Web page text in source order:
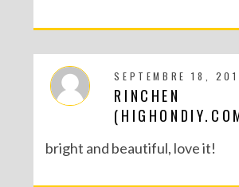
SEPTEMBRE 18,
RINCHEN
bright and beautiful, love it!